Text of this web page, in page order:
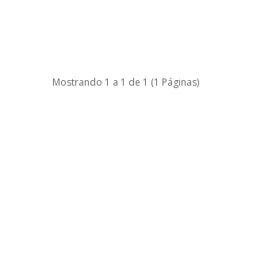
Mostrando 1 a 1 de 1 (1 Páginas)